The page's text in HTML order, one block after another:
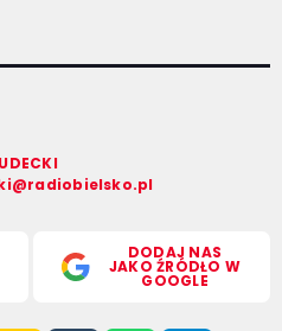
DODAJ NAS
JAKO ŹRÓDŁO W
GOOGLE